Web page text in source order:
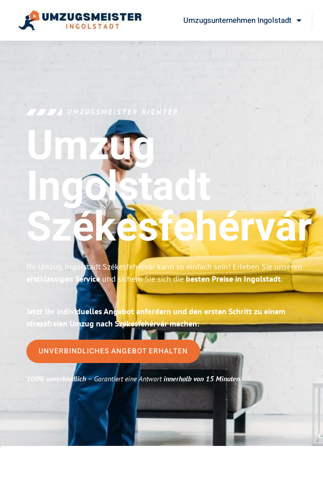
Umzugsunternehmen Ingolstadt
UMZUGSMEISTER RICHTER
Umzug
Ingolstadt
Székesfehérvár
Ihr Umzug Ingolstadt Székesfehérvár kann so einfach sein! Erleben Sie unseren
erstklassigen Serviceund sichern Sie sich diebesten Preise in Ingolstadt.
Jetzt Ihr individuelles Angebot anfordern und den ersten Schritt zu einem
stressfreien Umzug nach Székesfehérvár machen:
UNVERBINDLICHES ANGEBOT ERHALTEN
100% unverbindlich– Garantiert eine Antwortinnerhalb von 15 Minuten.